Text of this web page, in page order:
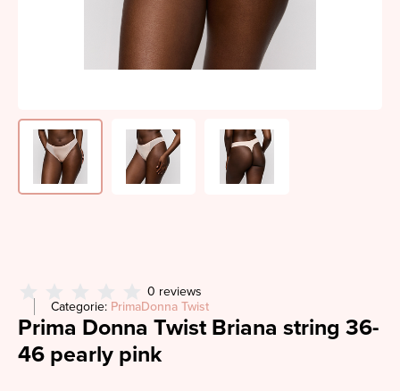
0 reviews
Categorie: PrimaDonna Twist
Prima Donna Twist Briana string 36-
46 pearly pink